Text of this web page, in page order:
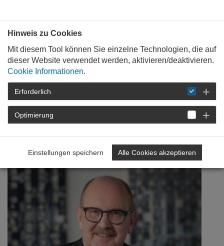
STARTSEITE DETAIL
70 Jahre AKRP
Hinweis zu Cookies
Mit diesem Tool können Sie einzelne Technologien, die auf
dieser Website verwendet werden, aktivieren/deaktivieren.
Cookie Informationen.
Erforderlich
Optimierung
Einstellungen speichern Alle Cookies akzeptieren